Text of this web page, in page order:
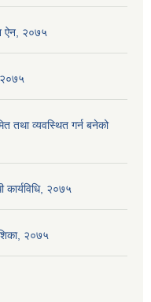
ऐन, २०७५
२०७५
तथा व्यवस्थित गर्न बनेको
कार्यविधि, २०७५
२०७५